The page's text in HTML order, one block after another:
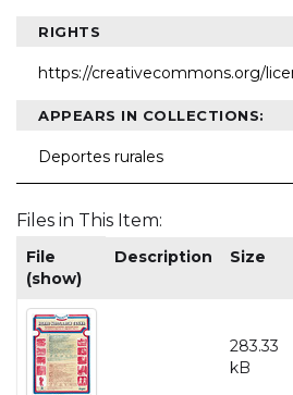
RIGHTS
https://creativecommons.org/
APPEARS IN COLLECTIONS:
Deportes rurales
Files in This Item:
File
(show)
Description Size
283.33
kB